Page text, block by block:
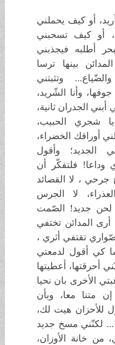
أو كيف يحملني
أو كيف تسحبني
أطلبه فيجذبني
بينها ترسا
وتثبتني
وأنا الشّريد،
الجدران ثانية،
شجري الحبيب،
أوراقك الخضراء،
وأقول
فلتفكّر أن
، لا القصائد
لا الجرس
لحن جديد! الصّمت
المدائن تختفي
تقتفي أثري ،
أقول لدمعتي
أحرقتها، أعطيتها
الأخرى بان نحيا
متنا معا، وبأن
هيت لك،
لكنّني مسخ جديد
خانة الأوزان،